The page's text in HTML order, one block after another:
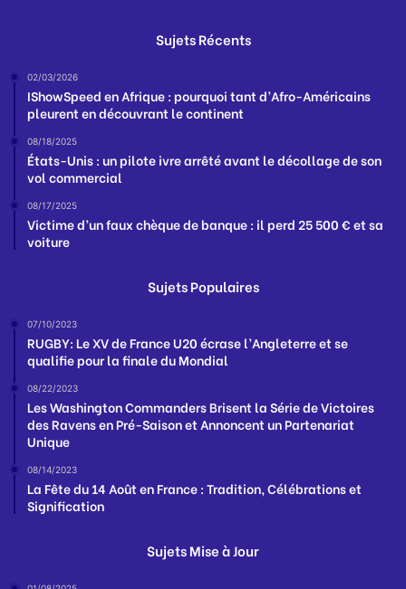
Sujets Récents
02/03/2026
IShowSpeed en Afrique : pourquoi tant d’Afro-Américains
pleurent en découvrant le continent
08/18/2025
États-Unis : un pilote ivre arrêté avant le décollage de son
vol commercial
08/17/2025
Victime d’un faux chèque de banque : il perd 25 500 € et sa
voiture
Sujets Populaires
07/10/2023
RUGBY: Le XV de France U20 écrase l’Angleterre et se
qualifie pour la finale du Mondial
08/22/2023
Les Washington Commanders Brisent la Série de Victoires
des Ravens en Pré-Saison et Annoncent un Partenariat
Unique
08/14/2023
La Fête du 14 Août en France : Tradition, Célébrations et
Signification
Sujets Mise à Jour